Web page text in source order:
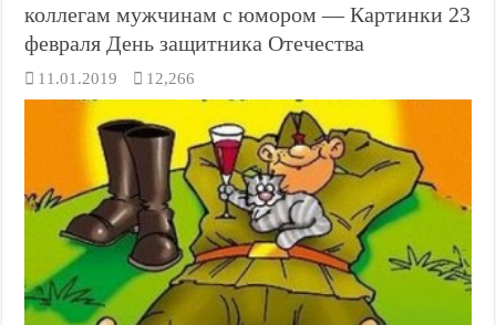
коллегам мужчинам с юмором — Картинки 23
февраля День защитника Отечества
11.01.2019 12,266